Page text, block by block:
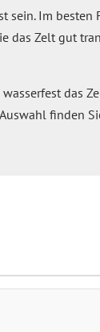
sein. Im besten
das Zelt gut
das
finden